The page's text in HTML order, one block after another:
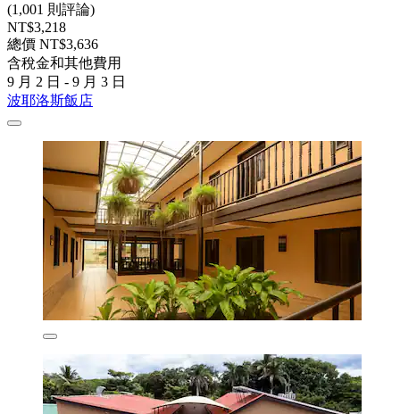
(1,001 則評論)
NT$3,218
總價 NT$3,636
含稅金和其他費用
9 月 2 日 - 9 月 3 日
波耶洛斯飯店